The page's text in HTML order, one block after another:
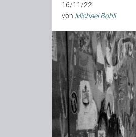
16/11/22
von Michael Bohli